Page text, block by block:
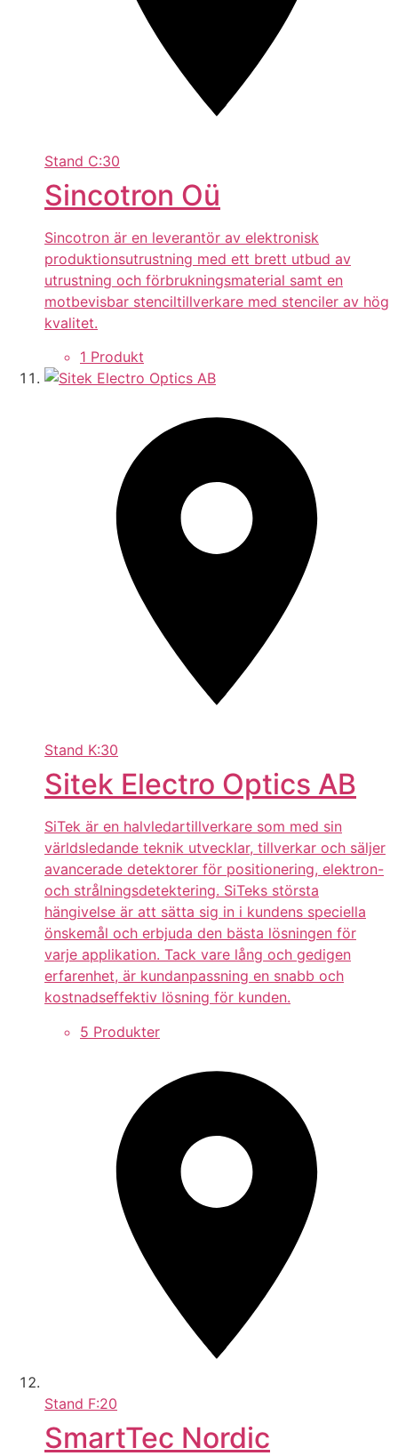
Stand C:30
Sincotron Oü
Sincotron är en leverantör av elektronisk
produktionsutrustning med ett brett utbud av
utrustning och förbrukningsmaterial samt en
motbevisbar stenciltillverkare med stenciler av hög
kvalitet.
1 Produkt
Stand K:30
Sitek Electro Optics AB
SiTek är en halvledartillverkare som med sin
världsledande teknik utvecklar, tillverkar och säljer
avancerade detektorer för positionering, elektron-
och strålningsdetektering. SiTeks största
hängivelse är att sätta sig in i kundens speciella
önskemål och erbjuda den bästa lösningen för
varje applikation. Tack vare lång och gedigen
erfarenhet, är kundanpassning en snabb och
kostnadseffektiv lösning för kunden.
5 Produkter
Stand F:20
SmartTec Nordic